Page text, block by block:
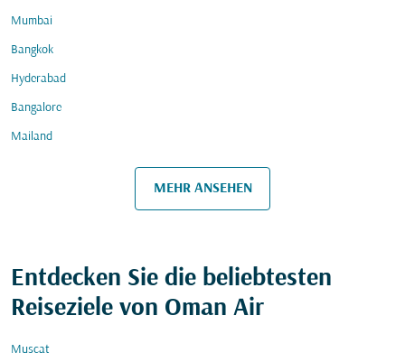
Mumbai
Bangkok
Hyderabad
Bangalore
Mailand
MEHR ANSEHEN
Entdecken Sie die beliebtesten
Reiseziele von Oman Air
Muscat